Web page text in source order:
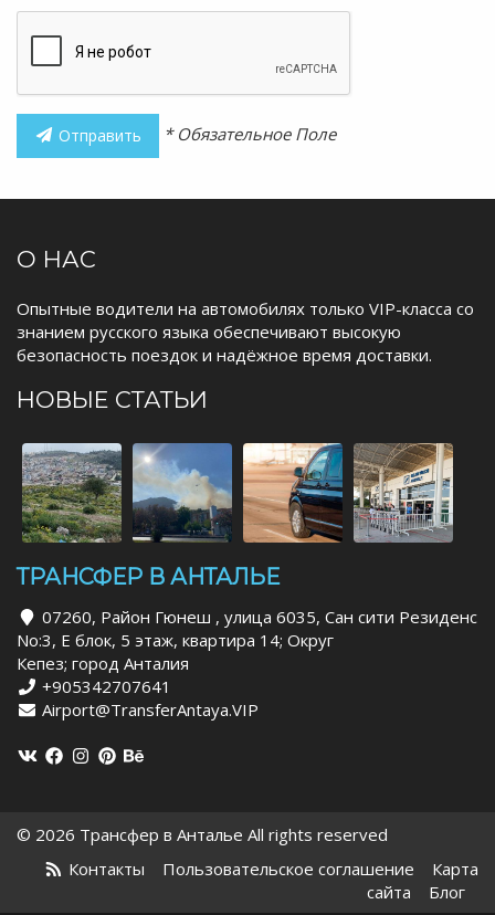
Отправить * Обязательное Поле
О НАС
Опытные водители на автомобилях только VIP-класса со
знанием русского языка обеспечивают высокую
безопасность поездок и надёжное время доставки.
НОВЫЕ СТАТЬИ
ТРАНСФЕР В АНТАЛЬЕ
07260, Район Гюнеш , улица 6035, Сан сити Резиденс
No:3, Е блок, 5 этаж, квартира 14; Округ
Кепез; город Анталия
+905342707641
Airport@TransferAntaya.VIP
© 2026 Трансфер в Анталье All rights reserved
Контакты
Пользовательское соглашение
Карта
сайта
Блог